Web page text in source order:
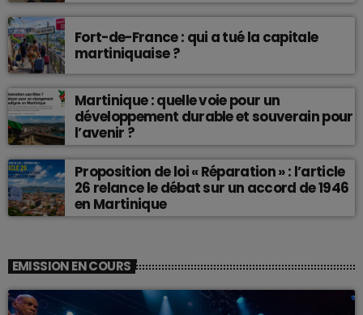
Fort-de-France : qui a tué la capitale
martiniquaise ?
Martinique : quelle voie pour un
développement durable et souverain pour
l’avenir ?
Proposition de loi « Réparation » : l’article
26 relance le débat sur un accord de 1946
en Martinique
EMISSION EN COURS